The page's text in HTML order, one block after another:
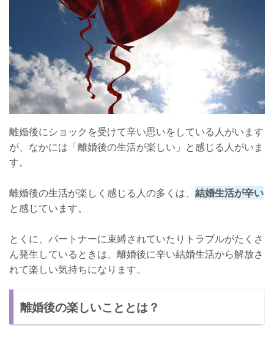
離婚後にショックを受けて辛い思いをしている人がいます
が、なかには「離婚後の生活が楽しい」と感じる人がいま
す。
離婚後の生活が楽しく感じる人の多くは、 結婚生活が辛い
と感じています。
とくに、パートナーに束縛されていたりトラブルがたくさ
ん発生しているときは、離婚後に辛い結婚生活から解放さ
れて楽しい気持ちになります。
離婚後の楽しいこととは？